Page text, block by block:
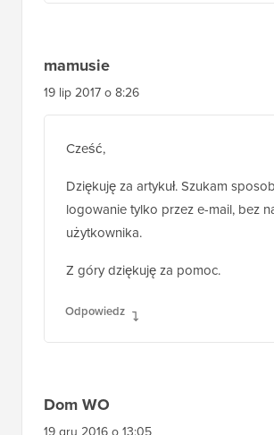
mamusie
19 lip 2017 o 8:26
Cześć,
Dziękuję za artykuł. Szukam
użytkownika.
Z góry dziękuję za pomoc.